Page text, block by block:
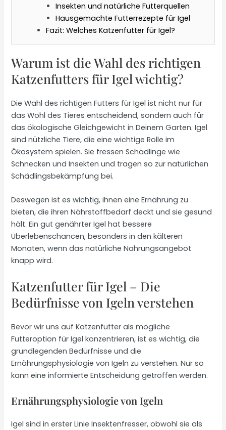
Insekten und natürliche Futterquellen
Hausgemachte Futterrezepte für Igel
Fazit: Welches Katzenfutter für Igel?
Warum ist die Wahl des richtigen
Katzenfutters für Igel wichtig?
Die Wahl des richtigen Futters für Igel ist nicht nur für
das Wohl des Tieres entscheidend, sondern auch für
das ökologische Gleichgewicht in Deinem Garten. Igel
sind nützliche Tiere, die eine wichtige Rolle im
Ökosystem spielen. Sie fressen Schädlinge wie
Schnecken und Insekten und tragen so zur natürlichen
Schädlingsbekämpfung bei.
Deswegen ist es wichtig, ihnen eine Ernährung zu
bieten, die ihren Nährstoffbedarf deckt und sie gesund
hält. Ein gut genährter Igel hat bessere
Überlebenschancen, besonders in den kälteren
Monaten, wenn das natürliche Nahrungsangebot
knapp wird.
Katzenfutter für Igel – Die
Bedürfnisse von Igeln verstehen
Bevor wir uns auf Katzenfutter als mögliche
Futteroption für Igel konzentrieren, ist es wichtig, die
grundlegenden Bedürfnisse und die
Ernährungsphysiologie von Igeln zu verstehen. Nur so
kann eine informierte Entscheidung getroffen werden.
Ernährungsphysiologie von Igeln
Igel sind in erster Linie Insektenfresser, obwohl sie als